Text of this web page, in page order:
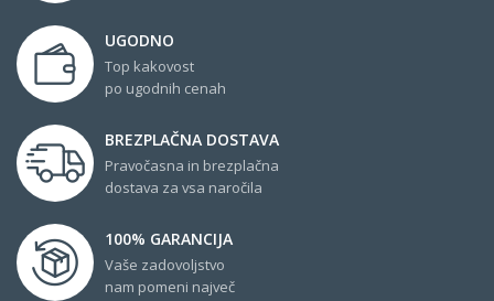
UGODNO
Top kakovost
po ugodnih cenah
BREZPLAČNA DOSTAVA
Pravočasna in brezplačna
dostava za vsa naročila
100% GARANCIJA
Vaše zadovoljstvo
nam pomeni največ